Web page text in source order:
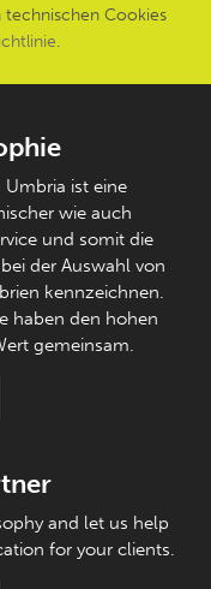
Cookies
.
ist eine
wie auch
und somit die
der Auswahl von
kennzeichnen.
haben den hohen
gemeinsam.
and let us help
for your clients.